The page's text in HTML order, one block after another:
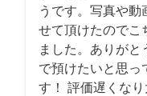
うです。写真や動
せて頂けたのでこ
ました。ありがと
で預けたいと思っ
す！ 評価遅くなり